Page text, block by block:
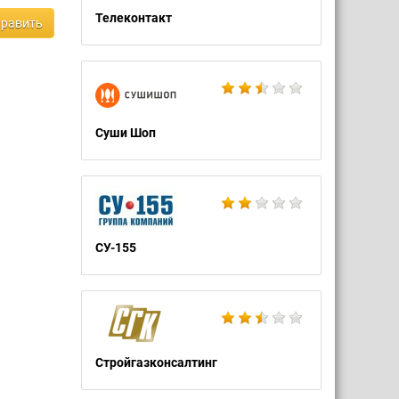
Телеконтакт
Суши Шоп
СУ-155
Стройгазконсалтинг